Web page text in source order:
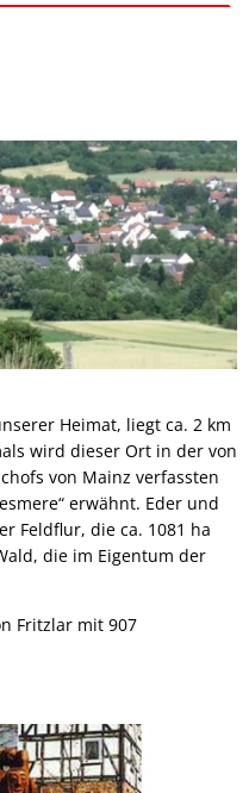
Heimat, liegt ca. 2 km
wird dieser Ort in der von
von Mainz verfassten
erwähnt. Eder und
Feldflur, die ca. 1081 ha
die im Eigentum der
Fritzlar mit 907